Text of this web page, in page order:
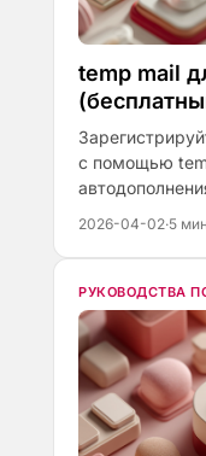
temp mail
с помощью
2026-04-02·5
РУКОВОДСТВА